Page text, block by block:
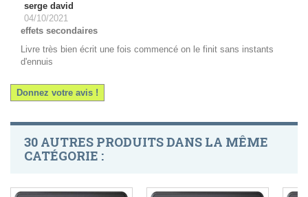
serge david
04/10/2021
effets secondaires
Livre très bien écrit une fois commencé on le finit sans instants
d'ennuis
Donnez votre avis !
30 AUTRES PRODUITS DANS LA MÊME
CATÉGORIE :